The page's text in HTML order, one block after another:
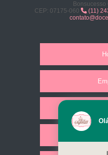
Bonsucesso
CEP: 07175-060
(11)